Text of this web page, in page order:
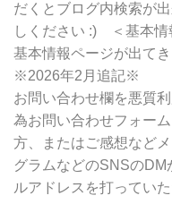
だくとブログ内検索が
しください :) ＜基本情
基本情報ページが出てき
※2026年2月追記※
お問い合わせ欄を悪質
為お問い合わせフォー
方、またはご感想など
グラムなどのSNSの
ルアドレスを打ってい